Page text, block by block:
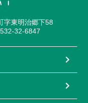
字東明治郷下58
32-6847